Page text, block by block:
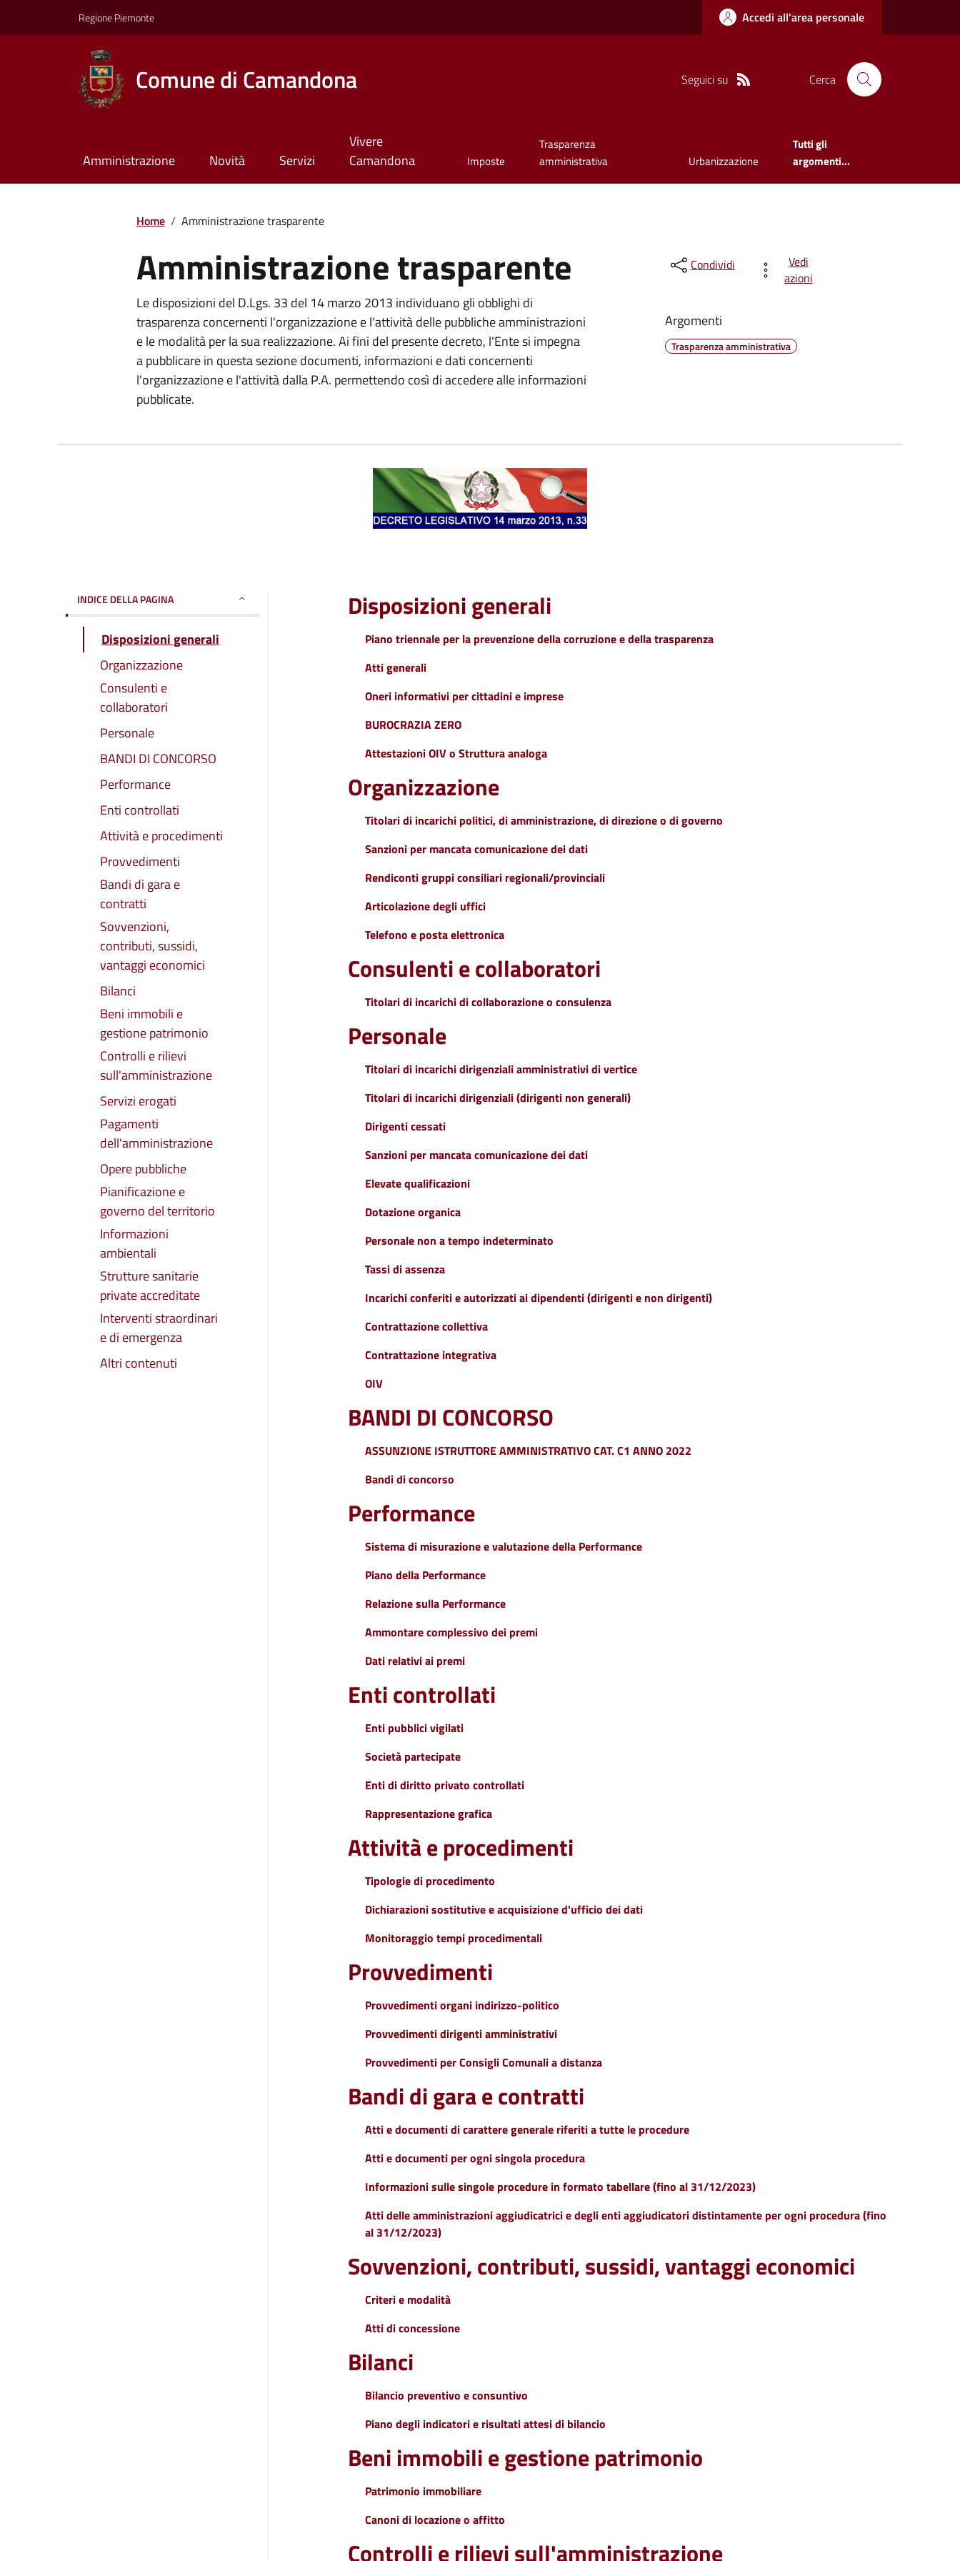
Regione Piemonte Accedi all'area personale
Comune di Camandona Seguici su Cerca
Amministrazione Novità Servizi
Vivere
Camandona
Imposte
Trasparenza
amministrativa
Urbanizzazione
Tutti gli
argomenti...
Home / Amministrazione trasparente
Amministrazione trasparente
Le disposizioni del D.Lgs. 33 del 14 marzo 2013 individuano gli obblighi di
trasparenza concernenti l'organizzazione e l'attività delle pubbliche amministrazioni
e le modalità per la sua realizzazione. Ai fini del presente decreto, l'Ente si impegna
a pubblicare in questa sezione documenti, informazioni e dati concernenti
l'organizzazione e l'attività dalla P.A. permettendo così di accedere alle informazioni
pubblicate.
Condividi
Vedi
azioni
Argomenti
Trasparenza amministrativa
INDICE DELLA PAGINA
Disposizioni generali
Organizzazione
Consulenti e
collaboratori
Personale
BANDI DI CONCORSO
Performance
Enti controllati
Attività e procedimenti
Provvedimenti
Bandi di gara e
contratti
Sovvenzioni,
contributi, sussidi,
vantaggi economici
Bilanci
Beni immobili e
gestione patrimonio
Controlli e rilievi
sull'amministrazione
Servizi erogati
Pagamenti
dell'amministrazione
Opere pubbliche
Pianificazione e
governo del territorio
Informazioni
ambientali
Strutture sanitarie
private accreditate
Interventi straordinari
e di emergenza
Altri contenuti
Disposizioni generali
Piano triennale per la prevenzione della corruzione e della trasparenza
Atti generali
Oneri informativi per cittadini e imprese
BUROCRAZIA ZERO
Attestazioni OIV o Struttura analoga
Organizzazione
Titolari di incarichi politici, di amministrazione, di direzione o di governo
Sanzioni per mancata comunicazione dei dati
Rendiconti gruppi consiliari regionali/provinciali
Articolazione degli uffici
Telefono e posta elettronica
Consulenti e collaboratori
Titolari di incarichi di collaborazione o consulenza
Personale
Titolari di incarichi dirigenziali amministrativi di vertice
Titolari di incarichi dirigenziali (dirigenti non generali)
Dirigenti cessati
Sanzioni per mancata comunicazione dei dati
Elevate qualificazioni
Dotazione organica
Personale non a tempo indeterminato
Tassi di assenza
Incarichi conferiti e autorizzati ai dipendenti (dirigenti e non dirigenti)
Contrattazione collettiva
Contrattazione integrativa
OIV
BANDI DI CONCORSO
ASSUNZIONE ISTRUTTORE AMMINISTRATIVO CAT. C1 ANNO 2022
Bandi di concorso
Performance
Sistema di misurazione e valutazione della Performance
Piano della Performance
Relazione sulla Performance
Ammontare complessivo dei premi
Dati relativi ai premi
Enti controllati
Enti pubblici vigilati
Società partecipate
Enti di diritto privato controllati
Rappresentazione grafica
Attività e procedimenti
Tipologie di procedimento
Dichiarazioni sostitutive e acquisizione d'ufficio dei dati
Monitoraggio tempi procedimentali
Provvedimenti
Provvedimenti organi indirizzo-politico
Provvedimenti dirigenti amministrativi
Provvedimenti per Consigli Comunali a distanza
Bandi di gara e contratti
Atti e documenti di carattere generale riferiti a tutte le procedure
Atti e documenti per ogni singola procedura
Informazioni sulle singole procedure in formato tabellare (fino al 31/12/2023)
Atti delle amministrazioni aggiudicatrici e degli enti aggiudicatori distintamente per ogni procedura (fino
al 31/12/2023)
Sovvenzioni, contributi, sussidi, vantaggi economici
Criteri e modalità
Atti di concessione
Bilanci
Bilancio preventivo e consuntivo
Piano degli indicatori e risultati attesi di bilancio
Beni immobili e gestione patrimonio
Patrimonio immobiliare
Canoni di locazione o affitto
Controlli e rilievi sull'amministrazione